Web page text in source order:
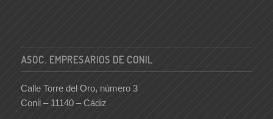
ASOC. EMPRESARIOS DE CONIL
Calle Torre del Oro, número 3
Conil – 11140 – Cádiz